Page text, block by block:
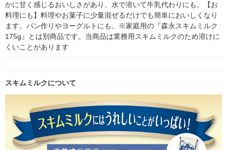
かに甘く感じるおいしさがあり、水で溶いて牛乳代わりにも。【お
料理にも】料理やお菓子に少量混ぜるだけでも簡単においしくなり
ます。パン作りやヨーグルトにも。※家庭用の『森永スキムミルク
175g』とは別商品です。当商品は業務用スキムミルクのため溶けに
くいことがあります
スキムミルクについて